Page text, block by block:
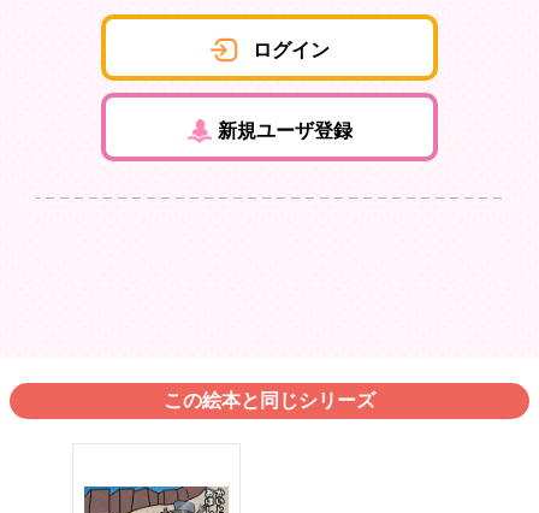
ログイン
新規ユーザ登録
この絵本と同じシリーズ